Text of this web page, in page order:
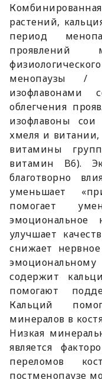
растений,
период
проявлений
менопаузы /
изофлавонами
облегчения
изофлавоны сои
хмеля и
витамины
витамин B6).
благотворно
уменьшает
помогает
эмоциональное
улучшает
снижает
содержит
помогают
Кальций
минералов в
Низкая
является
переломов
постменопаузе